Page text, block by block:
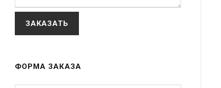
ФОРМА ЗАКАЗА